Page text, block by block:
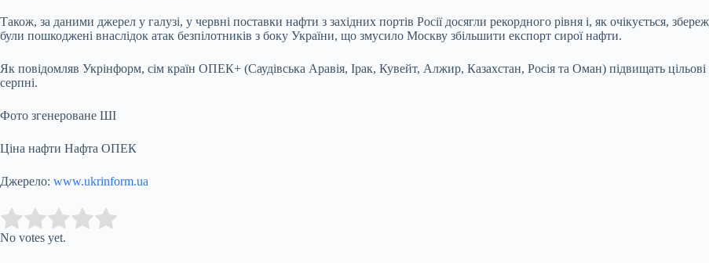
Також, за даними джерел у галузі, у червні поставки нафти з західних портів Росії досягли рекордного рівня і, як очікується,
були пошкоджені внаслідок атак безпілотників з боку України, що змусило Москву збільшити експорт сирої нафти.
Як повідомляв Укрінформ, сім країн ОПЕК+ (Саудівська Аравія, Ірак, Кувейт, Алжир, Казахстан, Росія та Оман) підвищать
серпні.
Фото згенероване ШІ
Ціна нафти Нафта ОПЕК
Джерело: www.ukrinform.ua
Rate this item:
No votes yet.